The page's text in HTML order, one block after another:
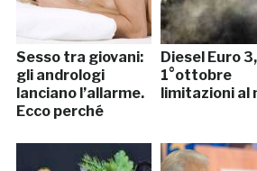
Sesso tra giovani:
gli andrologi
lanciano l’allarme.
Ecco perché
Diesel Euro 3,
1°ottobre
limitazioni al